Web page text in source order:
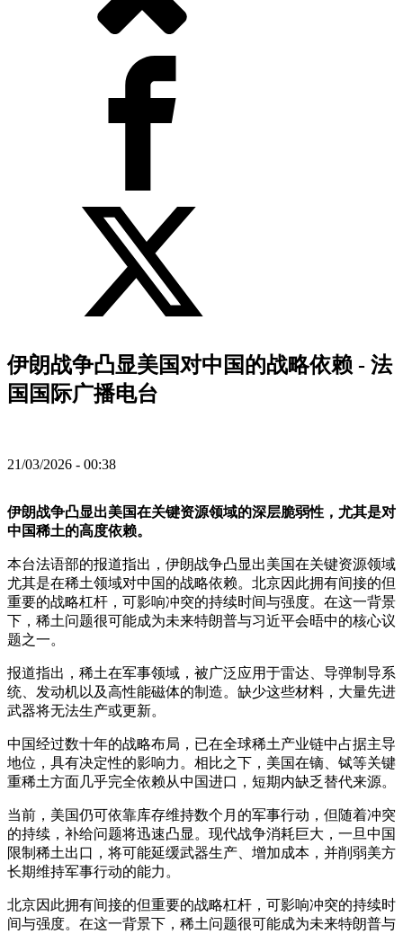
伊朗战争凸显美国对中国的战略依赖 - 法
国国际广播电台
21/03/2026 - 00:38
伊朗战争凸显出美国在关键资源领域的深层脆弱性，尤其是对
中国稀土的高度依赖。
本台法语部的报道指出，伊朗战争凸显出美国在关键资源领域
尤其是在稀土领域对中国的战略依赖。北京因此拥有间接的但
重要的战略杠杆，可影响冲突的持续时间与强度。在这一背景
下，稀土问题很可能成为未来特朗普与习近平会晤中的核心议
题之一。
报道指出，稀土在军事领域，被广泛应用于雷达、导弹制导系
统、发动机以及高性能磁体的制造。缺少这些材料，大量先进
武器将无法生产或更新。
中国经过数十年的战略布局，已在全球稀土产业链中占据主导
地位，具有决定性的影响力。相比之下，美国在镝、铽等关键
重稀土方面几乎完全依赖从中国进口，短期内缺乏替代来源。
当前，美国仍可依靠库存维持数个月的军事行动，但随着冲突
的持续，补给问题将迅速凸显。现代战争消耗巨大，一旦中国
限制稀土出口，将可能延缓武器生产、增加成本，并削弱美方
长期维持军事行动的能力。
北京因此拥有间接的但重要的战略杠杆，可影响冲突的持续时
间与强度。在这一背景下，稀土问题很可能成为未来特朗普与